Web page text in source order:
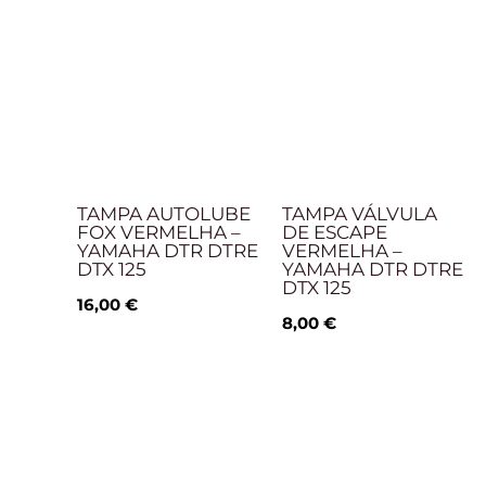
TAMPA AUTOLUBE
FOX VERMELHA –
YAMAHA DTR DTRE
DTX 125
16,00 €
TAMPA VÁLVULA
DE ESCAPE
VERMELHA –
YAMAHA DTR DTRE
DTX 125
8,00 €